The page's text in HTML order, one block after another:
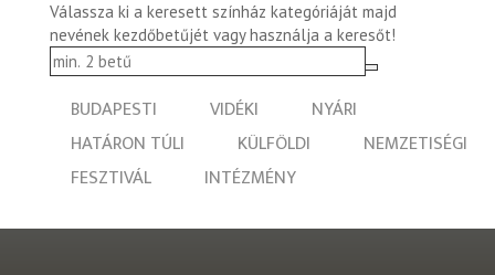
Válassza ki a keresett színház kategóriáját majd
nevének kezdőbetűjét vagy használja a keresőt!
BUDAPESTI VIDÉKI
NYÁRI
HATÁRON TÚLI
KÜLFÖLDI
NEMZETISÉGI
FESZTIVÁL
INTÉZMÉNY